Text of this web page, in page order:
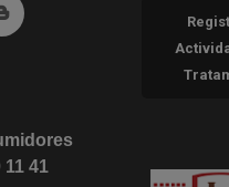
ventana nueva)
(abre en ventana nueva)
Ir al Blog (abre en ventana
en ventana nueva)
11 41